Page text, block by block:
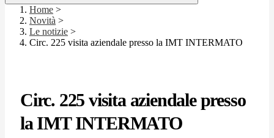
Home >
Novità >
Le notizie >
Circ. 225 visita aziendale presso la IMT INTERMATO
Circ. 225 visita aziendale presso
la IMT INTERMATO